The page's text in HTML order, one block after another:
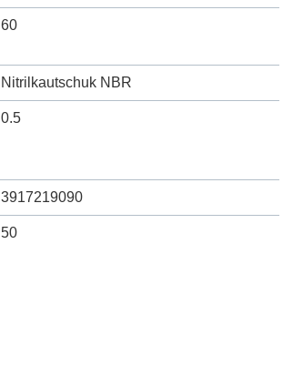
60
Nitrilkautschuk NBR
0.5
3917219090
50